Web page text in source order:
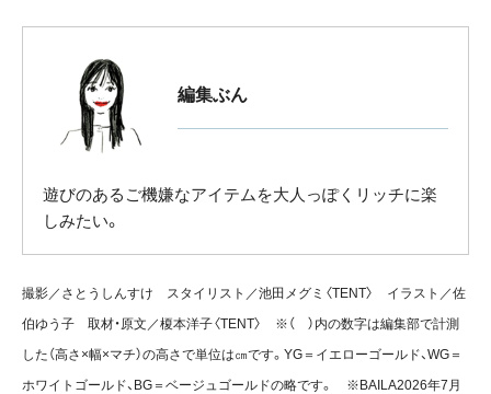
編集ぶん
遊びのあるご機嫌なアイテムを大人っぽくリッチに楽
しみたい。
撮影／さとうしんすけ スタイリスト／池田メグミ〈TENT〉 イラスト／佐
伯ゆう子 取材・原文／榎本洋子〈TENT〉 ※（ ）内の数字は編集部で計測
した（高さ×幅×マチ）の高さで単位は㎝です。YG＝イエローゴールド、WG＝
ホワイトゴールド、BG＝ベージュゴールドの略です。 ※BAILA2026年7月